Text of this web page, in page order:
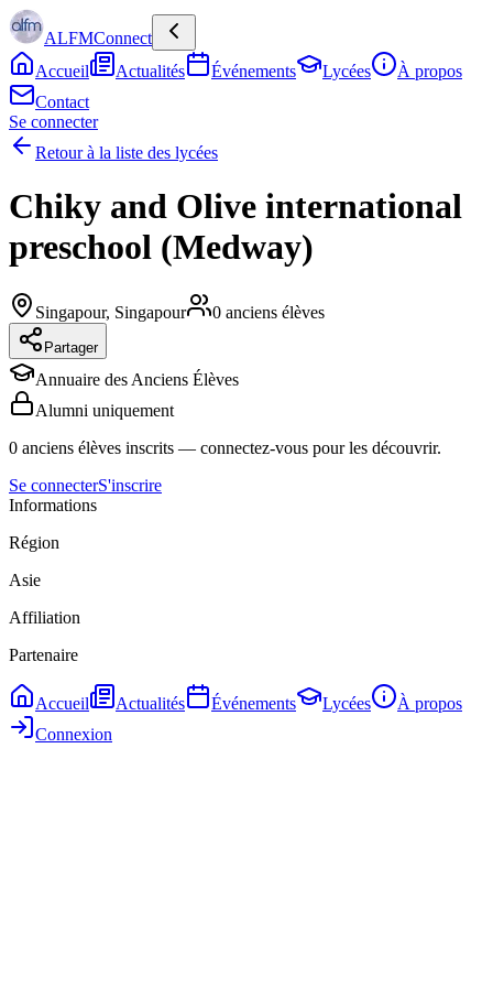
ALFMConnect
Accueil
Actualités Événements Lycées
À propos
Contact
Se connecter
Retour à la liste des lycées
Chiky and Olive international
preschool (Medway)
Singapour, Singapour 0 anciens élèves
Partager
Annuaire des Anciens Élèves
Alumni uniquement
0 anciens élèves inscrits — connectez-vous pour les découvrir.
Se connecterS'inscrire
Informations
Région
Asie
Affiliation
Partenaire
Accueil Actualités Événements Lycées
À propos
Connexion